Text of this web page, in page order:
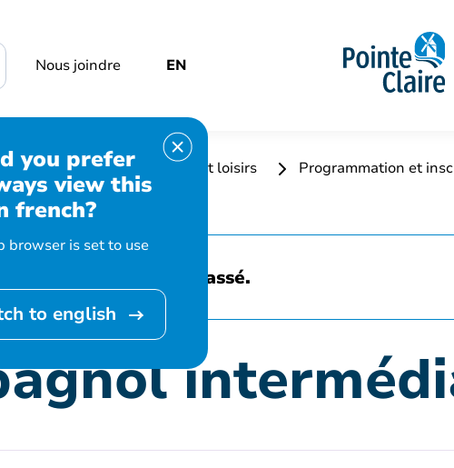
Nous joindre EN
you prefer
view this
french?
browser is set to use
to english
Bibliothèque, culture, sports et loisirs Programmation et
Cet événement est passé.